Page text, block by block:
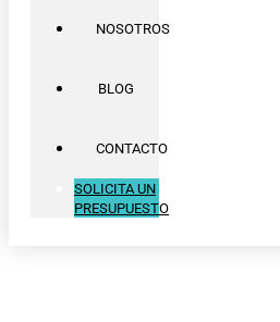
NOSOTROS
BLOG
CONTACTO
SOLICITA UN
PRESUPUESTO